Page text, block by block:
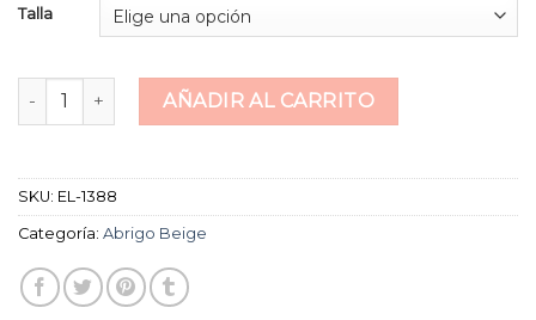
Talla
abrigo beige cantidadAÑADIR AL CARRITO
SKU: EL-1388
Categoría: Abrigo Beige